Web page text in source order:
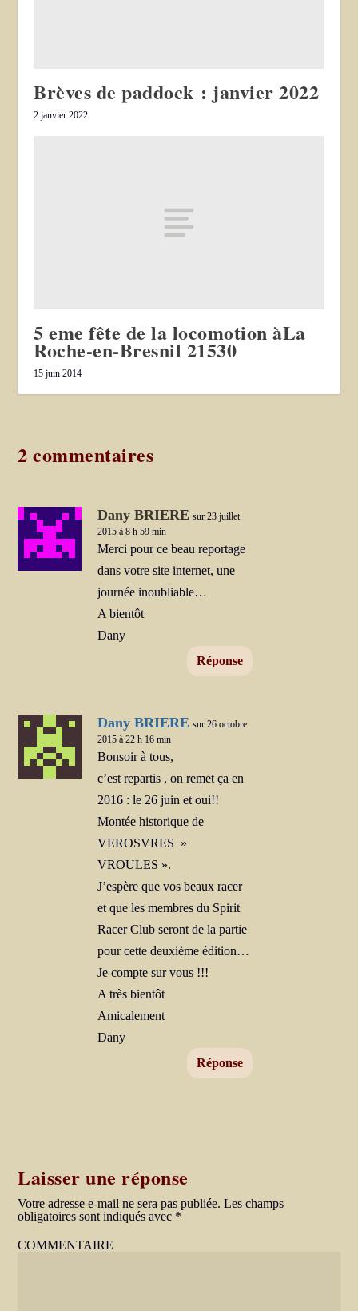
Brèves de paddock : janvier 2022
2 janvier 2022
5 eme fête de la locomotion àLa
Roche-en-Bresnil 21530
15 juin 2014
2 commentaires
Dany BRIERE sur 23 juillet
2015 à 8 h 59 min
Merci pour ce beau reportage
dans votre site internet, une
journée inoubliable…
A bientôt
Dany
Réponse
Dany BRIERE sur 26 octobre
2015 à 22 h 16 min
Bonsoir à tous,
c’est repartis , on remet ça en
2016 : le 26 juin et oui!!
Montée historique de
VEROSVRES »
VROULES ».
J’espère que vos beaux racer
et que les membres du Spirit
Racer Club seront de la partie
pour cette deuxième édition…
Je compte sur vous !!!
A très bientôt
Amicalement
Dany
Réponse
Laisser une réponse
Votre adresse e-mail ne sera pas publiée. Les champs
obligatoires sont indiqués avec *
COMMENTAIRE